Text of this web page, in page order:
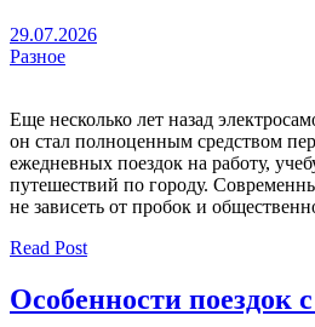
29.07.2026
Разное
Еще несколько лет назад
он стал полноценным средством
ежедневных поездок на работу,
путешествий по городу.
не зависеть от пробок и
Read Post
Особенности поездок